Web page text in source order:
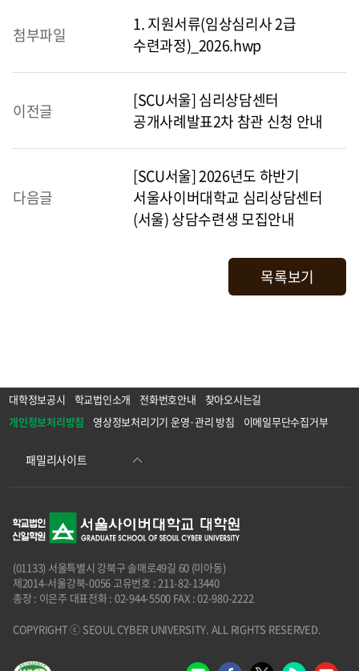
첨부파일
1. 지원서류(임상심리사 2급
수련과정)_2026.hwp
이전글
[SCU서울] 심리상담센터
공개사례발표2차 참관 신청 안내
다음글
[SCU서울] 2026년도 하반기
서울사이버대학교 심리상담센터
(서울) 상담수련생 모집안내
목록보기
대학정보공시 학교법인소개 전화번호안내
찾아오시는길
개인정보처리방침
영상정보처리기기 운영·관리 방침 이메일무단수집거부
(01133) 서울특별시 강북구 솔매로49길 60 (미아동)
제2014-서울강북-0056 고유번호 : 211-82-13440
총장 : 이은주 대표전화 : 02-944-5500 FAX : 02-980-2222
COPYRIGHT ⓒ SEOUL CYBER UNIVERSITY. ALL RIGHTS RESERVED.